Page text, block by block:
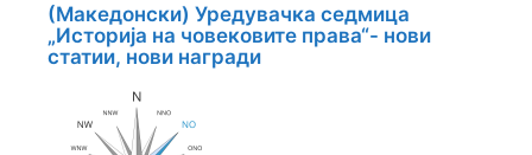
(Македонски) Уредувачка седмица
„Историја на човековите права“- нови
статии, нови награди